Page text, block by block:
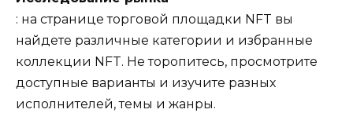
: на странице торговой площадки NFT вы
найдете различные категории и избранные
коллекции NFT. Не торопитесь, просмотрите
доступные варианты и изучите разных
исполнителей, темы и жанры.